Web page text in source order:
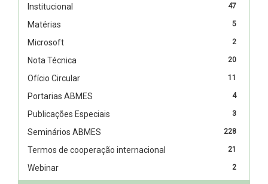
47
Institucional
5
Matérias
2
Microsoft
20
Nota Técnica
11
Ofício Circular
4
Portarias ABMES
3
Publicações Especiais
228
Seminários ABMES
21
Termos de cooperação internacional
2
Webinar